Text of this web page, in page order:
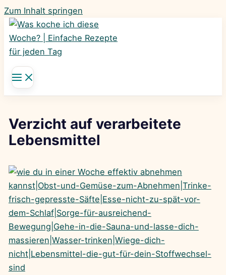
Zum Inhalt springen
Verzicht auf verarbeitete
Lebensmittel